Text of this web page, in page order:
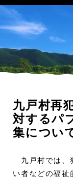
九戸村再
対するパ
集につい
九戸村では、
い者などの福祉